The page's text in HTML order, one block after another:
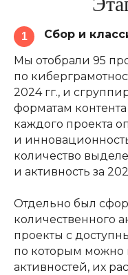
1
Сбор и
Мы отобрали 95
по
2024 гг., и
форматам
каждого проекта
и
количество
и активность за
Отдельно был
количественного
проекты с
по которым можно
активностей, их